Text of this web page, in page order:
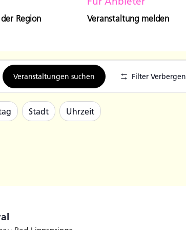
Region Veranstaltung melden
Veranstaltungen suchen Filter Verbergen
Stadt Uhrzeit